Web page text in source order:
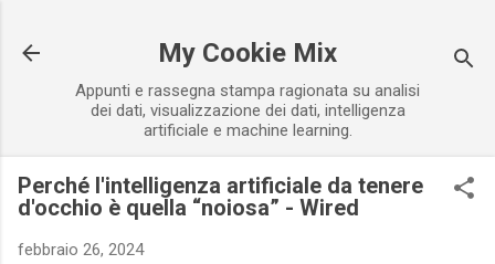
My Cookie Mix
Appunti e rassegna stampa ragionata su analisi
dei dati, visualizzazione dei dati, intelligenza
artificiale e machine learning.
Perché l'intelligenza artificiale da tenere
d'occhio è quella “noiosa” - Wired
febbraio 26, 2024